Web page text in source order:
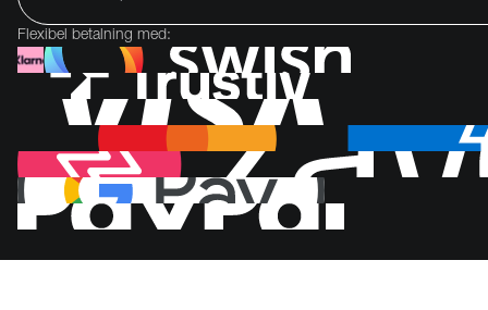
Flexibel betalning med: